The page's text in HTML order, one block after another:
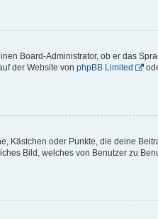
Board-Administrator, ob er das
der Website von phpBB Limited
Kästchen oder Punkte, die deine
Bild, welches von Benutzer zu